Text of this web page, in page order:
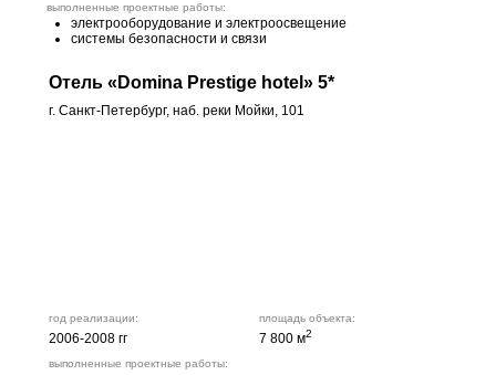
Отель «Domina Prestige hotel» 5*
г. Санкт-Петербург, наб. реки Мойки, 101
2006-2008 гг 7 800 м2
год реализации: площадь объекта:
электрооборудование и электроосвещение
системы безопасности и связи
выполненные проектные работы:
выполненные проектные работы: